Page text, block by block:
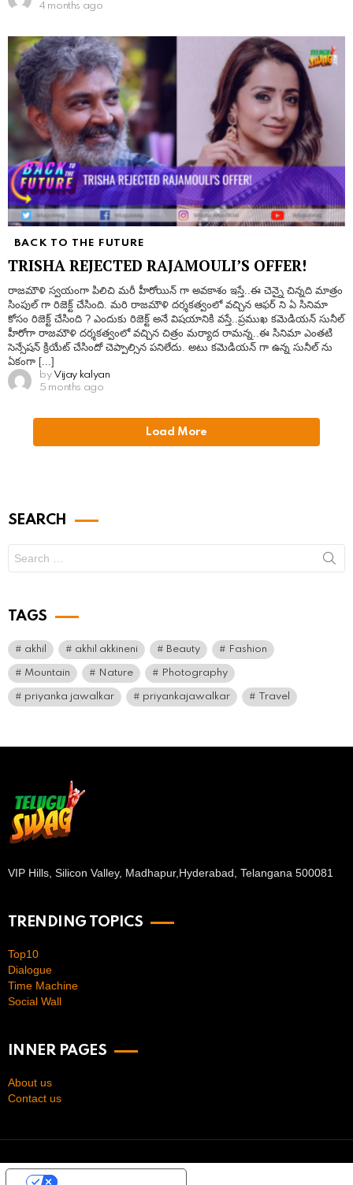
4 months ago
BACK TO THE FUTURE
TRISHA REJECTED RAJAMOULI’S OFFER!
రాజమౌళి స్వయంగా పిలిచి మరీ హీరోయిన్ గా అవకాశం ఇస్తే..ఈ చెన్నై చిన్నది మాత్రం
సింపుల్ గా రిజెక్ట్ చేసింది. మరి రాజమౌళి దర్శకత్వంలో వచ్చిన ఆఫర్ ని ఏ సినిమా
కోసం రిజెక్ట్ చేసింది ? ఎందుకు రిజెక్ట్ అనే విషయానికి వస్తే..ప్రముఖ కమెడియన్ సునీల్
హీరోగా రాజమౌళి దర్శకత్వంలో వచ్చిన చిత్రం మర్యాద రామన్న..ఈ సినిమా ఎంతటి
సెన్సేషన్ క్రియేట్ చేసిందో చెప్పాల్సిన పనిలేదు. అటు కమెడియన్ గా ఉన్న సునీల్ ను
ఏకంగా [...]
by Vijay kalyan
5 months ago
Load More
SEARCH
for:
TAGS
akhil akhil akkineni Beauty Fashion
Mountain Nature Photography
priyanka jawalkar priyankajawalkar Travel
VIP Hills, Silicon Valley, Madhapur, Hyderabad, Telangana 500081
TRENDING TOPICS
Top10
Dialogue
Time Machine
Social Wall
INNER PAGES
About us
Contact us